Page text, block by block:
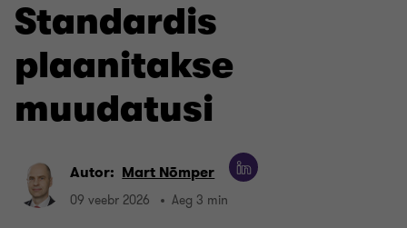
Standardis
plaanitakse
muudatusi
Autor: Mart Nõmper
09 veebr 2026 Aeg 3 min